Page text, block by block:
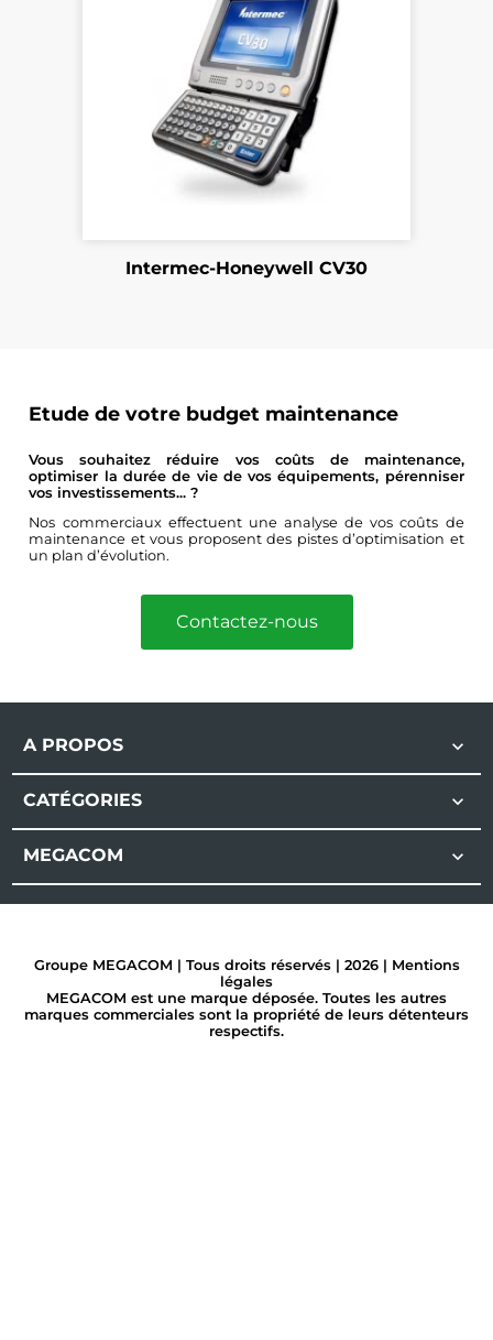
Intermec-Honeywell CV30
Etude de votre budget maintenance
Vous souhaitez réduire vos coûts de maintenance,
optimiser la durée de vie de vos équipements, pérenniser
vos investissements... ?
Nos commerciaux effectuent une analyse de vos coûts de
maintenance et vous proposent des pistes d’optimisation et
un plan d’évolution.
Contactez-nous
A PROPOS 
CATÉGORIES 
MEGACOM 
Groupe MEGACOM | Tous droits réservés | 2026 | Mentions
légales
MEGACOM est une marque déposée. Toutes les autres
marques commerciales sont la propriété de leurs détenteurs
respectifs.